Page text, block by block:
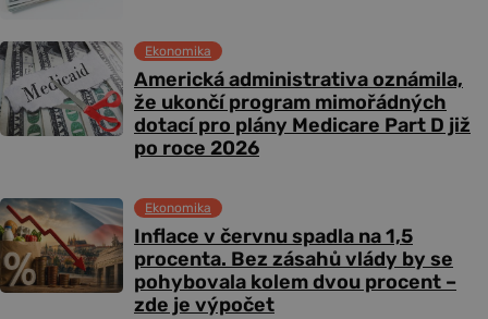
Americká administrativa oznámila,
že ukončí program mimořádných
dotací pro plány Medicare Part D již
po roce 2026
Ekonomika
Inflace v červnu spadla na 1,5
procenta. Bez zásahů vlády by se
pohybovala kolem dvou procent –
zde je výpočet
Ekonomika